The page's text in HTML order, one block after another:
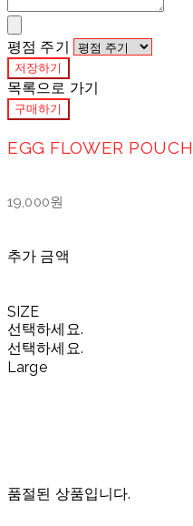
평점 주기
저장하기
목록으로 가기
구매하기
EGG FLOWER POUCH
19,000원
추가 금액
SIZE
선택하세요.
선택하세요.
Large
품절된 상품입니다.